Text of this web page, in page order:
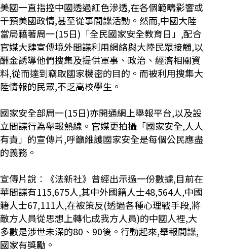
美國一直指控中國透過紅色滲透,在各個範疇影響或
干預美國政情,甚至從事間諜活動。然而,中國大陸
當局藉著周一(15日)「全民國家安全教育日」,配合
官媒大肆宣傳境外間諜利用網絡與大陸民眾接觸,以
酬金誘導他們搜集及提供軍事、政治、經濟相關資
料,從而達到竊取國家機密的目的。而被利用搜集大
陸情報的民眾,不乏高校學生。
國家安全部周一(15日)亦開通網上舉報平台,以及設
立間諜行為舉報熱線。官媒更拍攝「國家安全,人人
有責」的宣傳片,呼籲維護國家安全是每個公民應盡
的義務。
宣傳片說︰《法新社》曾經出示過一份數據,目前在
華間諜有115,675人,其中外國籍人士48,564人,中國
籍人士67,111人,在被策反(透過各種心理戰手段,將
敵方人員從思想上轉化成我方人員)的中國人裡,大
多數是涉世未深的80、90後。行動起來,舉報間諜,
國家有獎勵。